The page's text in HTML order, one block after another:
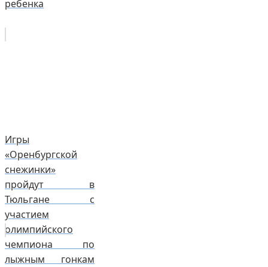
ребенка
Игры
«Оренбургской
снежинки»
пройдут в
Тюльгане с
участием
олимпийского
чемпиона по
лыжным гонкам